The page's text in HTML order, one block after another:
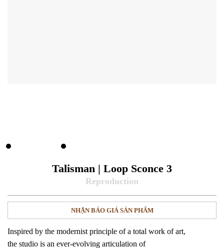
Talisman | Loop Sconce 3
NHẬN BÁO GIÁ SẢN PHẨM
Inspired by the modernist principle of a total work of art,
the studio is an ever-evolving articulation of